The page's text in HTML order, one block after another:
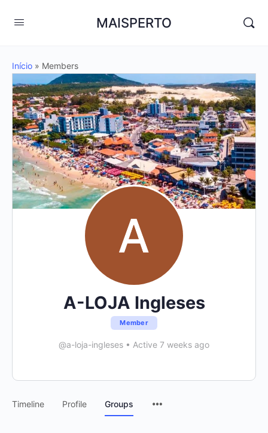
MAISPERTO
Início » Members
A-LOJA Ingleses
Member
@a-loja-ingleses • Active 7 weeks ago
Timeline Profile Groups